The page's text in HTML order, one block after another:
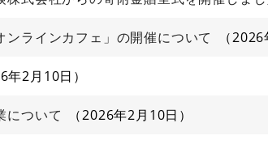
ンラインカフェ」の開催について 2026
年2月10日
について 2026年2月10日